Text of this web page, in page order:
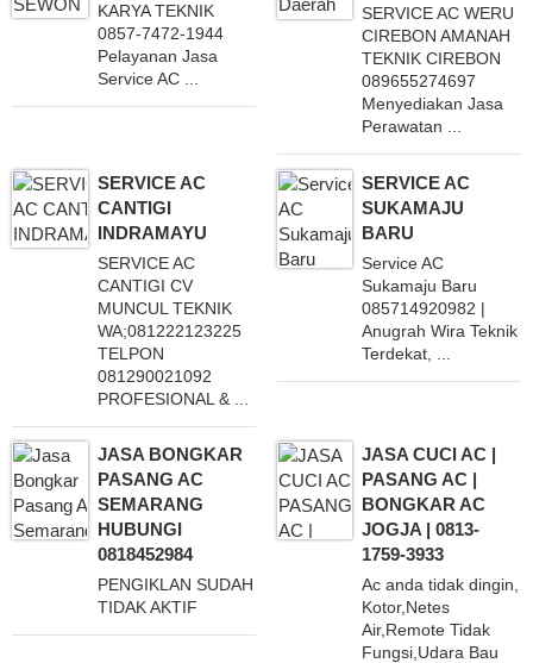
KARYA TEKNIK
0857-7472-1944
Pelayanan Jasa
Service AC ...
SERVICE AC WERU
CIREBON AMANAH
TEKNIK CIREBON
089655274697
Menyediakan Jasa
Perawatan ...
SERVICE AC
CANTIGI
INDRAMAYU
SERVICE AC
CANTIGI CV
MUNCUL TEKNIK
WA;081222123225
TELPON
081290021092
PROFESIONAL & ...
SERVICE AC
SUKAMAJU
BARU
Service AC
Sukamaju Baru
085714920982 |
Anugrah Wira Teknik
Terdekat, ...
JASA BONGKAR
PASANG AC
SEMARANG
HUBUNGI
0818452984
PENGIKLAN SUDAH
TIDAK AKTIF
JASA CUCI AC |
PASANG AC |
BONGKAR AC
JOGJA | 0813-
1759-3933
Ac anda tidak dingin,
Kotor,Netes
Air,Remote Tidak
Fungsi,Udara Bau